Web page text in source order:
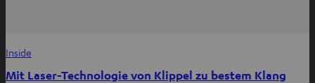
Inside
Mit Laser-Technologie von Klippel zu bestem Klang